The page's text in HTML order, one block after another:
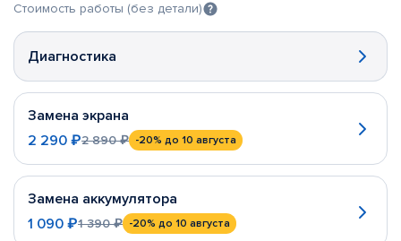
Стоимость работы (без детали)
Диагностика
Замена экрана
2 290 ₽2 890 ₽ -20% до 10 августа
Замена аккумулятора
1 090 ₽1 390 ₽ -20% до 10 августа